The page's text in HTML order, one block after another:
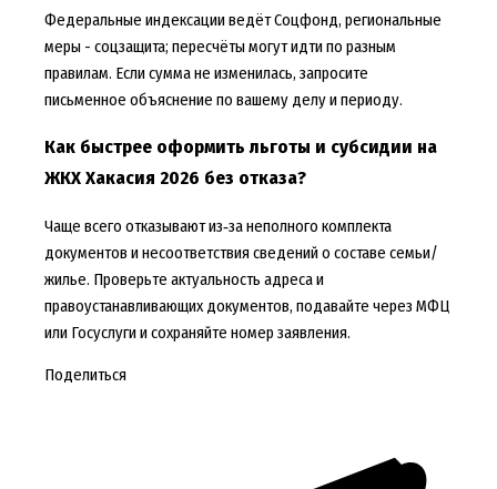
Федеральные индексации ведёт Соцфонд, региональные
меры - соцзащита; пересчёты могут идти по разным
правилам. Если сумма не изменилась, запросите
письменное объяснение по вашему делу и периоду.
Как быстрее оформить льготы и субсидии на
ЖКХ Хакасия 2026 без отказа?
Чаще всего отказывают из‑за неполного комплекта
документов и несоответствия сведений о составе семьи/
жилье. Проверьте актуальность адреса и
правоустанавливающих документов, подавайте через МФЦ
или Госуслуги и сохраняйте номер заявления.
Поделиться